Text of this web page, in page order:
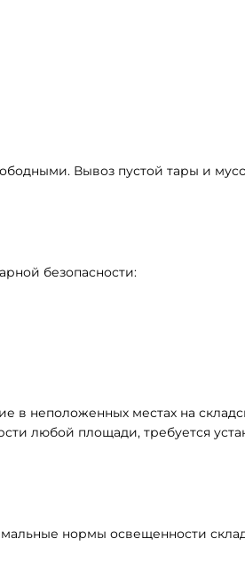
Вывоз пустой тары и
безопасности:
в неположенных местах на
любой площади, требуется
нормы освещенности